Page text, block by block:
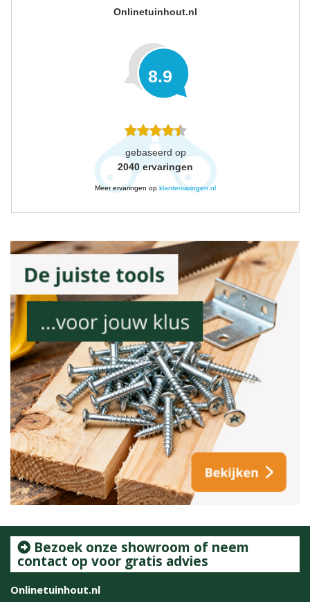
Onlinetuinhout.nl
8.9
gebaseerd op
2040 ervaringen
Meer ervaringen op klantervaringen.nl
Bezoek onze showroom of neem
contact op voor gratis advies
Onlinetuinhout.nl